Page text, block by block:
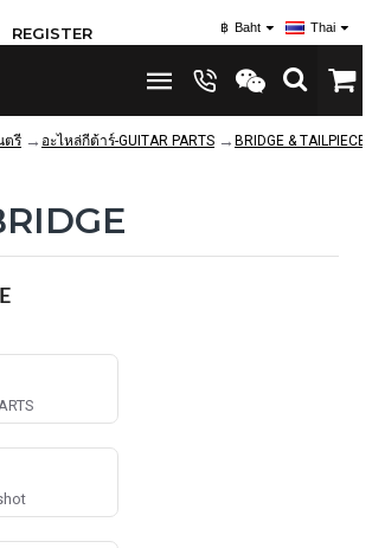
REGISTER ฿ Baht Thai
ตรี อะไหล่กีต้าร์-GUITAR PARTS BRIDGE &